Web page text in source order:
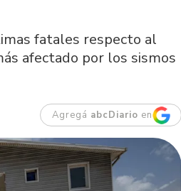
fatales respecto al
afectado por los sismos
Agregá abcDiario en